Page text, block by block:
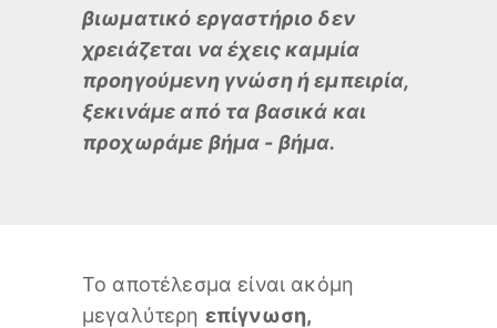
βιωματικό εργαστήριο δεν
χρειάζεται να έχεις καμμία
προηγούμενη γνώση ή εμπειρία,
ξεκινάμε από τα βασικά και
προχωράμε βήμα - βήμα.
Το αποτέλεσμα είναι ακόμη
μεγαλύτερη επίγνωση,